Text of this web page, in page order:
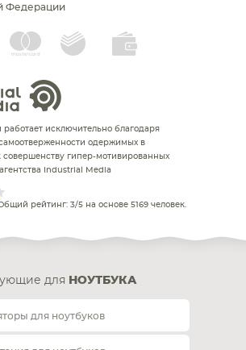
Федерации
работает исключительно благодаря
одержимых в
совершенству гипер-мотивированных
Industrial Media
рейтинг: 3/5 на основе 5169 человек.
для НОУТБУКА
для ноутбуков